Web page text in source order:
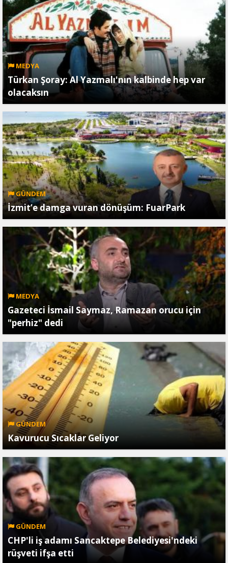
MEDYA
Türkan Şoray: Al Yazmalı'nın kalbinde hep var
olacaksın
GÜNDEM
İzmit’e damga vuran dönüşüm: FuarPark
MEDYA
Gazeteci İsmail Saymaz, Ramazan orucu için
"perhiz" dedi
GÜNDEM
Kavurucu Sıcaklar Geliyor
GÜNDEM
CHP'li iş adamı Sancaktepe Belediyesi'ndeki
rüşveti ifşa etti